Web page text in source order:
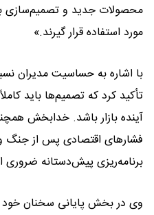
محصولات جدید و تصمیم‌سازی
مورد استفاده قرار گیرند.»
با اشاره به حساسیت مدیران
تأکید کرد که تصمیم‌ها باید
آینده بازار باشد. خدابخش
فشارهای اقتصادی پس از جنگ و
برنامه‌ریزی پیش‌دستانه